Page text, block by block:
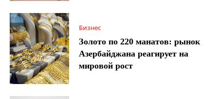
Бизнес
Золото по 220 манатов: рынок
Азербайджана реагирует на
мировой рост